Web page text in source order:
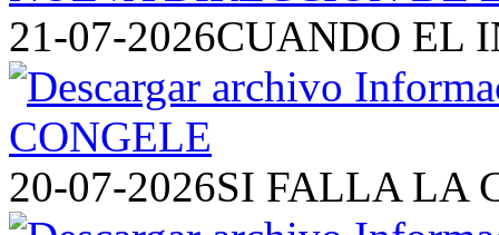
21-07-2026CUANDO EL
20-07-2026SI FALLA LA